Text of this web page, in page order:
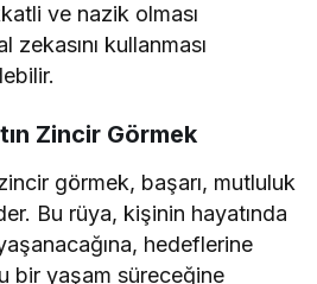
ve nazik olması
kullanması
Zincir Görmek
görmek, başarı, mutluluk
Bu rüya, kişinin hayatında
hedeflerine
bir yaşam süreceğine